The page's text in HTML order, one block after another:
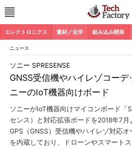
エレクトロニクス 素材／化学 組み込み開発
ニュース
GNSS受信機やハイレゾコー
ニーのIoT機器向けボード
ソニー SPRESENSE
ソニーがIoT機器向けマイコンボード「
センス）と対応拡張ボードを2018年7月
GPS（GNSS）受信機やハイレゾ対応
を内蔵しており、ドローンやスマート